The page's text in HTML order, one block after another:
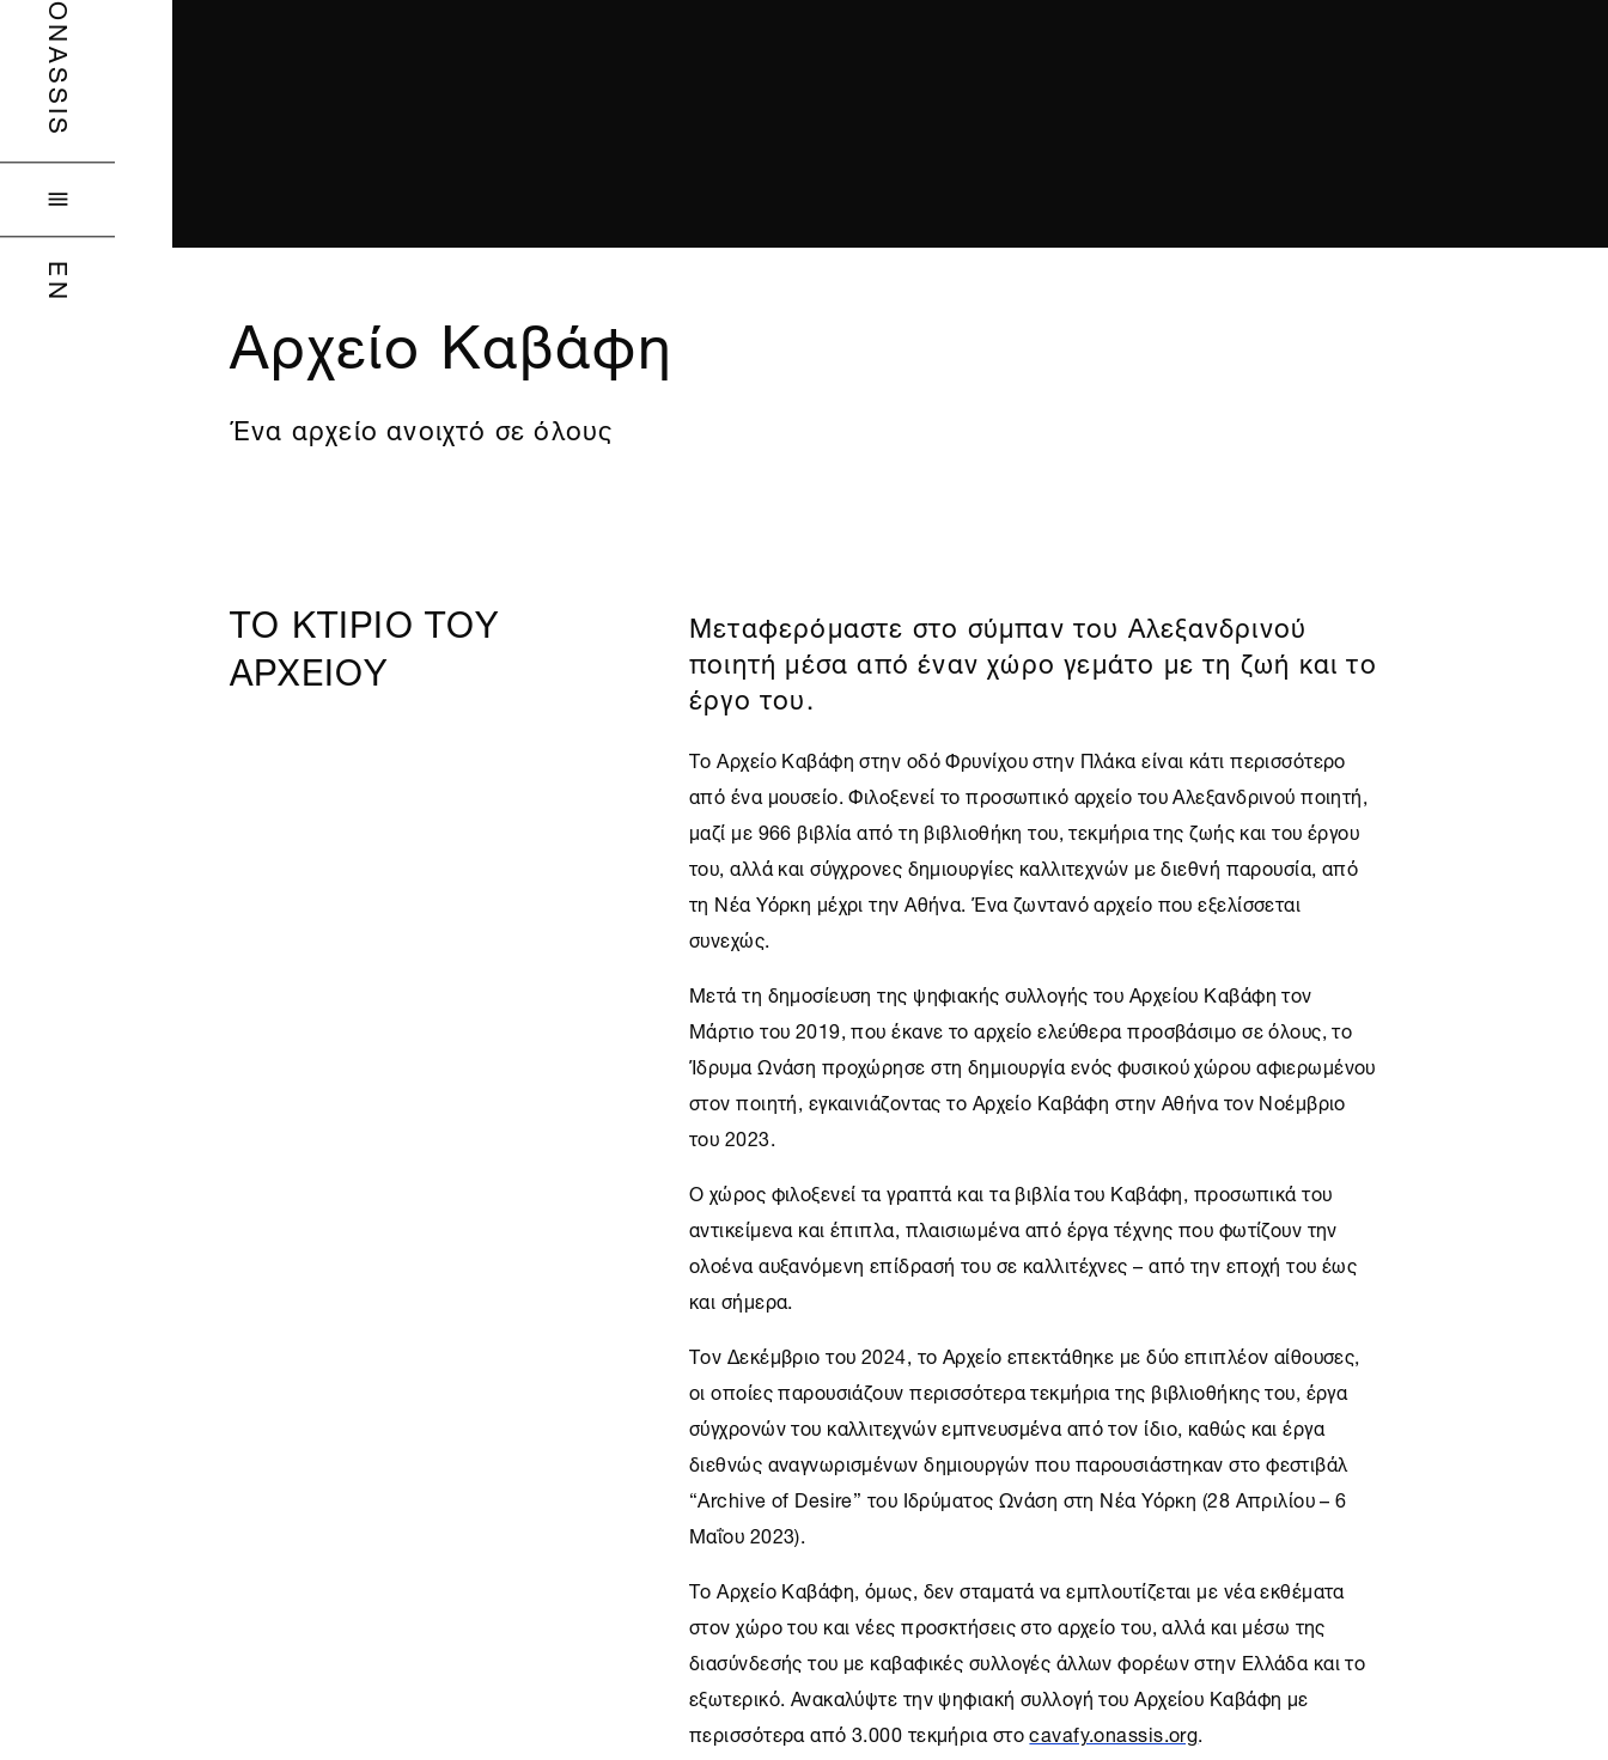
ONASSIS

EN Αρχείο Καβάφη
Ένα αρχείο ανοιχτό σε όλους
ΤΟ ΚΤΙΡΙΟ ΤΟΥ
ΑΡΧΕΙΟΥ
Μεταφερόμαστε στο σύμπαν του Αλεξανδρινού
ποιητή μέσα από έναν χώρο γεμάτο με τη ζωή και το
έργο του.
ΤοΑρχείο Καβάφηστην οδό Φρυνίχου στην Πλάκα είναι κάτι περισσότερο
από ένα μουσείο. Φιλοξενεί το προσωπικό αρχείο του Αλεξανδρινού ποιητή,
μαζί με 966 βιβλία από τη βιβλιοθήκη του, τεκμήρια της ζωής και του έργου
του, αλλά και σύγχρονες δημιουργίες καλλιτεχνών με διεθνή παρουσία, από
τη Νέα Υόρκη μέχρι τηνΑθήνα. Ένα ζωντανό αρχείο που εξελίσσεται
συνεχώς.
Μετά τη δημοσίευση της ψηφιακής συλλογής του Αρχείου Καβάφη τον
Μάρτιο του 2019, που έκανε το αρχείο ελεύθερα προσβάσιμο σε όλους, το
Ίδρυμα Ωνάση προχώρησε στη δημιουργία ενός φυσικού χώρου αφιερωμένου
στον ποιητή, εγκαινιάζοντας τοΑρχείο Καβάφη στηνΑθήνατον Νοέμβριο
του 2023.
Ο χώρος φιλοξενεί τα γραπτά και τα βιβλία του Καβάφη, προσωπικά του
αντικείμενα και έπιπλα, πλαισιωμένα από έργα τέχνης που φωτίζουν την
ολοένα αυξανόμενη επίδρασή του σε καλλιτέχνες – από την εποχή του έως
και σήμερα.
Τον Δεκέμβριο του 2024, το Αρχείο επεκτάθηκε με δύο επιπλέον αίθουσες,
οι οποίες παρουσιάζουν περισσότερα τεκμήρια της βιβλιοθήκης του, έργα
σύγχρονών του καλλιτεχνών εμπνευσμένα από τον ίδιο, καθώς και έργα
διεθνώς αναγνωρισμένων δημιουργών που παρουσιάστηκαν στο φεστιβάλ
“Archive of Desire” του Ιδρύματος Ωνάση στη Νέα Υόρκη (28 Απριλίου – 6
Μαΐου 2023).
ΤοΑρχείο Καβάφη, όμως, δεν σταματά να εμπλουτίζεται με νέα εκθέματα
στον χώρο του και νέες προσκτήσεις στο αρχείο του, αλλά και μέσω της
διασύνδεσής του με καβαφικές συλλογές άλλων φορέων στην Ελλάδα και το
εξωτερικό. Ανακαλύψτε την ψηφιακή συλλογή του Αρχείου Καβάφη με
περισσότερα από 3.000 τεκμήρια στοcavafy.onassis.org.